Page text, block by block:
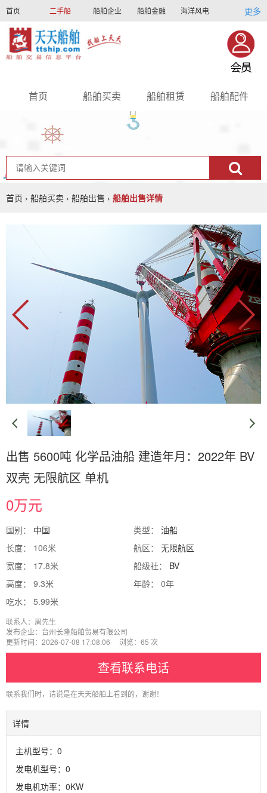
首页 二手船 船舶企业 船舶金融 海洋风电
船员招聘 船员联盟
更多
首页 船舶买卖 船舶租赁 船舶配件
首页 › 船舶买卖 › 船舶出售 › 船舶出售详情
出售 5600吨 化学品油船 建造年月：2022年 BV
双壳 无限航区 单机
0万元
国别： 中国 类型： 油船
长度： 106米
航区： 无限航区
宽度： 17.8米
船级社： BV
高度： 9.3米
年龄： 0年
吃水： 5.99米
联系人：周先生
发布企业：台州长隆船舶贸易有限公司
更新时间：2026-07-08 17:08:06 浏览：65 次
查看联系电话
联系我们时，请说是在天天船舶上看到的，谢谢！
详情
主机型号：0
发电机型号：0
发电机功率：0KW